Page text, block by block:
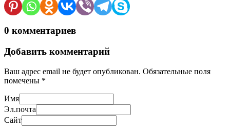
0 комментариев
Добавить комментарий
Ваш адрес email не будет опубликован. Обязательные поля
помечены *
Имя
Эл.почта
Сайт